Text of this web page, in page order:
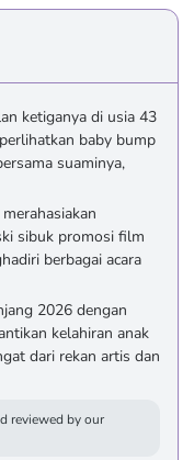
ketiganya di usia 43
baby bump
suaminya,
sibuk promosi film
berbagai acara
2026 dengan
kelahiran anak
dari rekan artis dan
reviewed by our